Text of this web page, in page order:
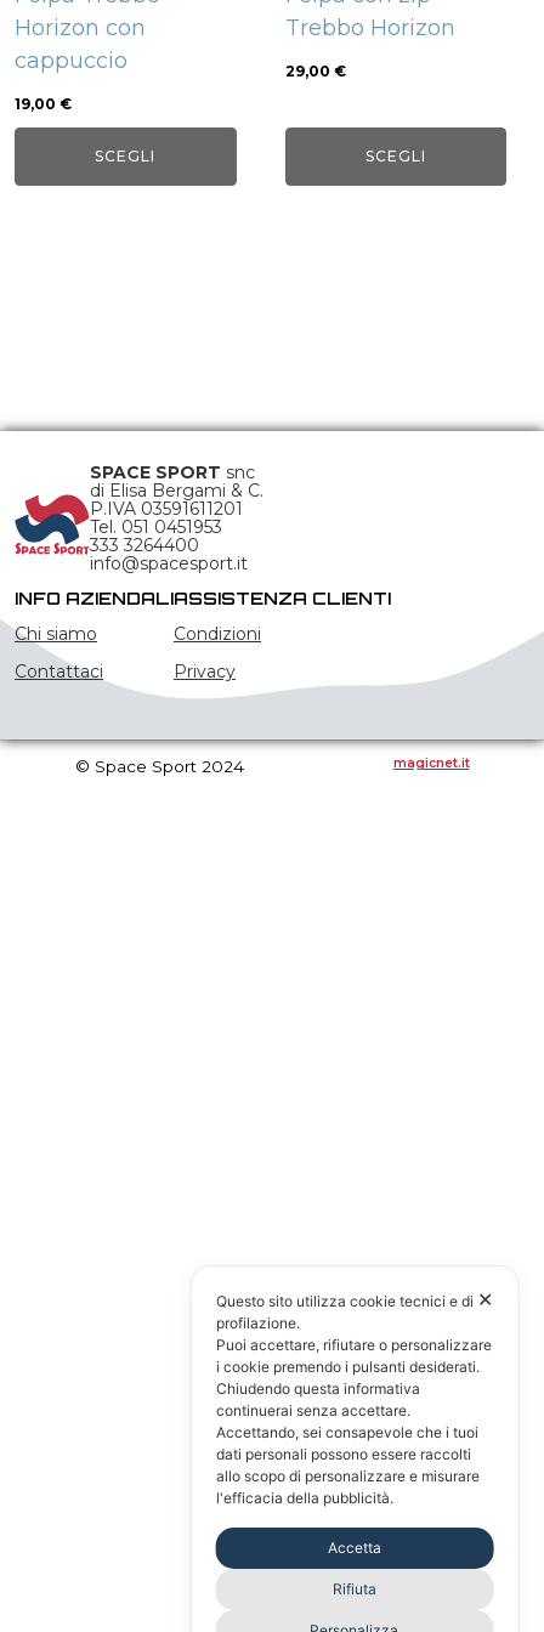
Horizon con
cappuccio
19,00 €
SCEGLI
scelte
nella
pagina
del
prodotto
Trebbo Horizon
29,00 €
SCEGLI
scelte
nella
del
prodotto
SPACE SPORT snc
di Elisa Bergami & C.
P.IVA 03591611201
Tel. 051 0451953
333 3264400
info@spacesport.it
INFO AZIENDALI
Chi siamo
Contattaci
ASSISTENZA CLIENTI
Condizioni
Privacy
© Space Sport 2024 magicnet.it
✕
Questo sito utilizza cookie tecnici e di
profilazione.
Puoi accettare, rifiutare o personalizzare
i cookie premendo i pulsanti desiderati.
Chiudendo questa informativa
continuerai senza accettare.
Accettando, sei consapevole che i tuoi
dati personali possono essere raccolti
allo scopo di personalizzare e misurare
l'efficacia della pubblicità.
Accetta
Rifiuta